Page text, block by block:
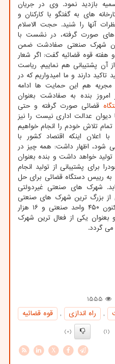
بازدید نمود. وی در جریان
های به گفتگو با کارکنان و
آنها را شنید. حجت الاسلام
صورت گرفته، در نشست با
شهرک صنعتی صفادشت ضمن
هفته قوه قضائیه گفت: اگر شعار
آن پشتیبانی هم نماییم. ریاست
دارند و ما امیدواریم که در
هم این حمایت ها ادامه
بنده به صفادشت بعنوان
قضائی صورت گرفته و حتی
عدالت اداری نیست را نیز
تلاش خودم را انجام خواهیم
اعلان اینکه اقتصاد کشور با
شود، اظهار داشت: همه چیز در
خواهد داشت و بنده بعنوان
برای پشتیبانی از تولید انجام
رییس دستگاه قضائی برای حل
شهرک های صنعتی غیردولتی
بعنوان یکی از بزرگ ترین شهرک های صنعتی
غیردولتی راه اندازی شد و هم اکنون ۴۵۰ واحد صنعتی و ۱۶ هزار
بعنوان یکی از فعال ترین شهرک
گردد.
1555
, راه اندازی ,
قوه قضائیه
(1)
(0)
X